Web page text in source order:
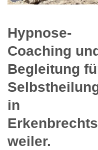
Hypnose-
Coaching
Begleitung
in
Erkenbrechts
weiler.